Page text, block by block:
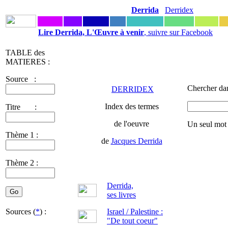
Derrida Derridex
Lire Derrida, L'Œuvre à venir, suivre sur Facebook
TABLE des
MATIERES :
Source :
Titre :
Thème 1 :
Thème 2 :
DERRIDEX
Index des termes
de l'oeuvre
de Jacques Derrida
Chercher
Un seul
Derrida,
ses livres
Sources (*) :
Israel / Palestine :
"De tout coeur"